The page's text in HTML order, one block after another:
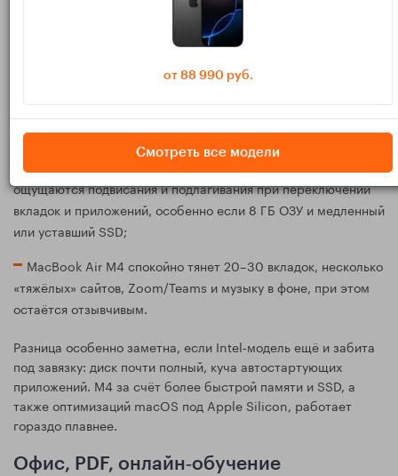
Браузер, почта, мессенджеры
параллельно держите открытыми десяток вкладок, то:
ощущаются подвисания и подлагивания при переключении
вкладок и приложений, особенно если 8 ГБ ОЗУ и медленный
или уставший SSD;
MacBook Air M4 спокойно тянет 20–30 вкладок, несколько
«тяжёлых» сайтов, Zoom/Teams и музыку в фоне, при этом
остаётся отзывчивым.
Разница особенно заметна, если Intel‑модель ещё и забита
под завязку: диск почти полный, куча автостартующих
приложений. M4 за счёт более быстрой памяти и SSD, а
также оптимизаций macOS под Apple Silicon, работает
гораздо плавнее.
Офис, PDF, онлайн‑обучение
от 88 990 руб.
Смотреть все модели